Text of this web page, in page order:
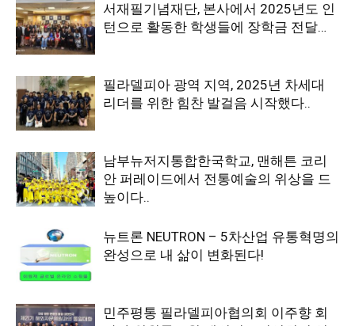
서재필기념재단, 본사에서 2025년도 인
턴으로 활동한 학생들에 장학금 전달…
필라델피아 광역 지역, 2025년 차세대
리더를 위한 힘찬 발걸음 시작했다..
남부뉴저지통합한국학교, 맨해튼 코리
안 퍼레이드에서 전통예술의 위상을 드
높이다..
뉴트론 NEUTRON – 5차산업 유통혁명의
완성으로 내 삶이 변화된다!
민주평통 필라델피아협의회 이주향 회